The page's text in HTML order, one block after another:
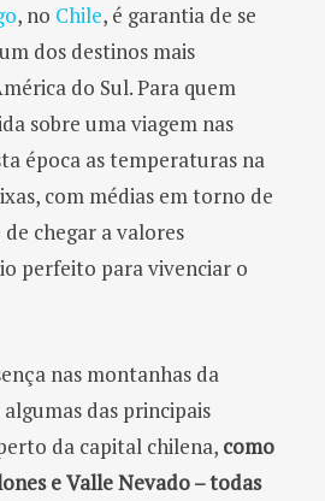
, no Chile, é garantia de se
dos destinos mais
do Sul. Para quem
sobre uma viagem nas
época as temperaturas na
com médias em torno de
de chegar a valores
perfeito para vivenciar o
nas montanhas da
das principais
da capital chilena, como
e Valle Nevado – todas